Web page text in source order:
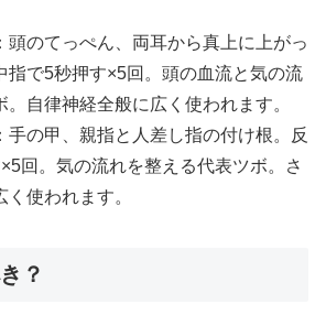
：頭のてっぺん、両耳から真上に上がっ
指で5秒押す×5回。頭の血流と気の流
自律神経全般に広く使われます。
：手の甲、親指と人差し指の付け根。反
回。気の流れを整える代表ツボ。さ
使われます。
？